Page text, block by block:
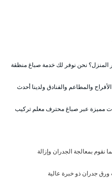
المنزل؟ نحن نوفر لك خدمة صباغ منظقة
والمطاعم والفنادق ولدينا أحدث
مميزة عبر صباغ محترف معلم تركيب
نقوم بمعالجة الجدران وإزالة
جدران ذو خبرة عالية